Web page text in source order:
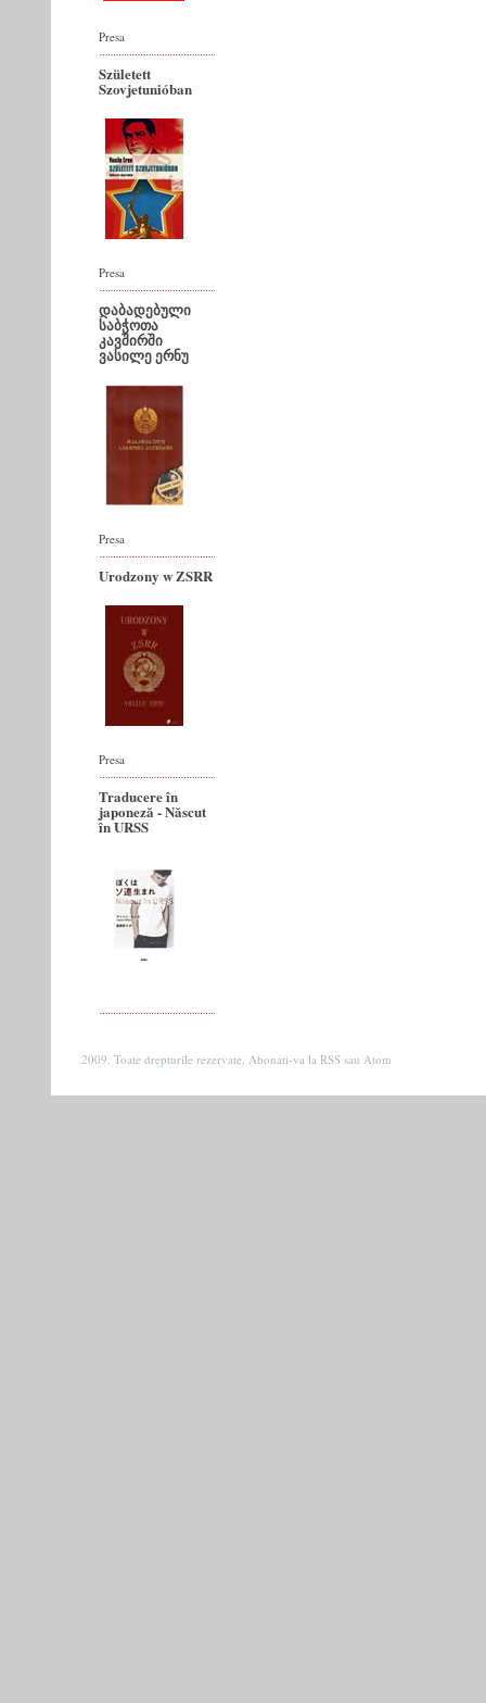
Presa
Született
Szovjetunióban
Presa
დაბადებული
საბჭოთა
კავშირში
ვასილე ერნუ
Presa
Urodzony w ZSRR
Presa
Traducere în
japoneză - Născut
în URSS
2009. Toate drepturile rezervate. Abonati-va la RSS sau Atom